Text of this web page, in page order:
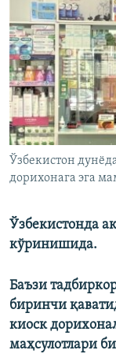
Ўзбекистон
дорихонага эга
Ўзбекистонда
кўринишида.
Баъзи
биринчи
киоск
маҳсулотлари